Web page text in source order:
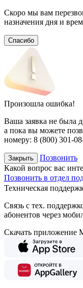
Скоро мы вам
назначения дня и
Спасибо
Произошла ошибка!
Ваша заявка не была
а пока вы можете
номеру: 8 (800) 301-
Закрыть
Позвонить
Какой вопрос вас
Позвонить в отдел
Техническая
Связь с тех.
абонентов через
Скачать